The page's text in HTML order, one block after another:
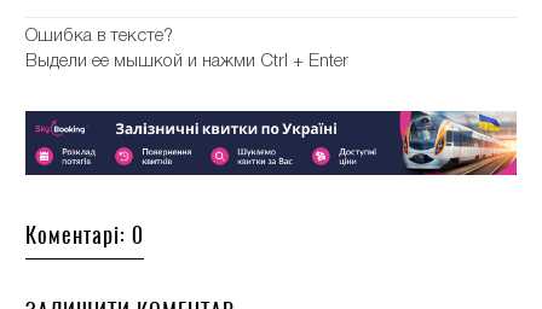
Ошибка в тексте?
Выдели ее мышкой и нажми Ctrl + Enter
Коментарі: 0